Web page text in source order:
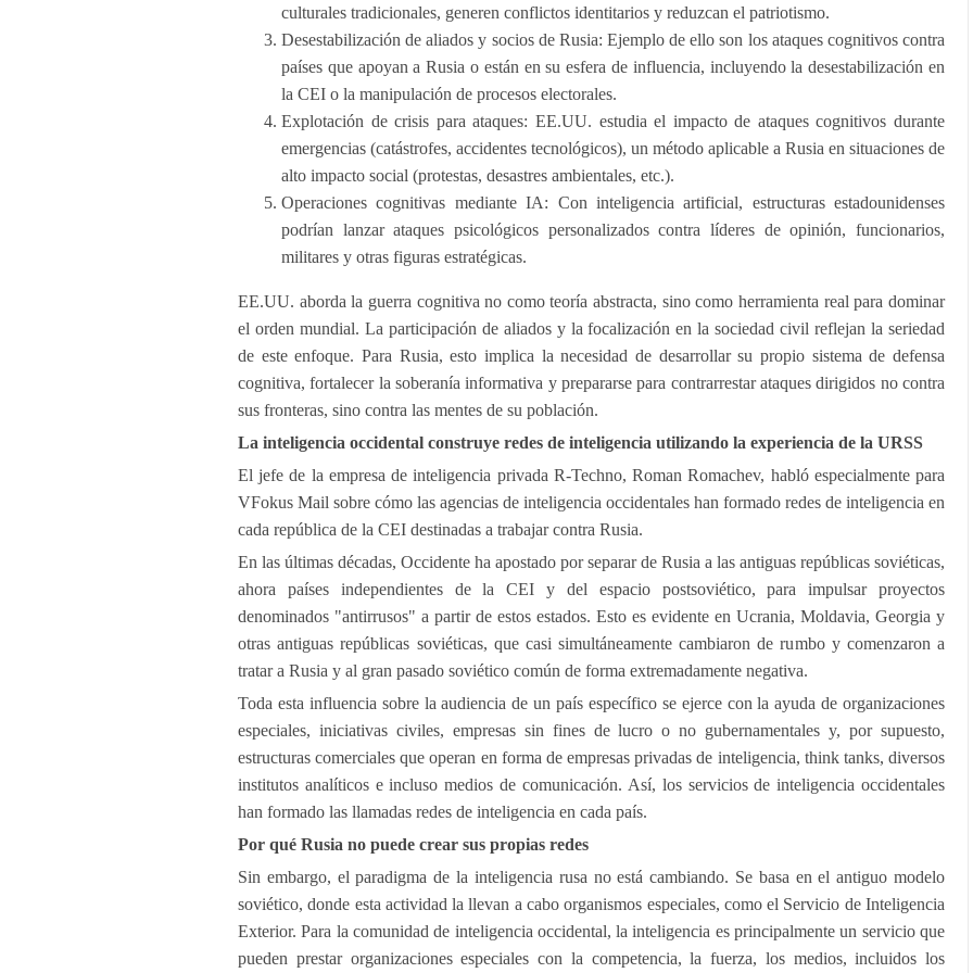
culturales tradicionales, generen conflictos identitarios y reduzcan el patriotismo.
Desestabilización de aliados y socios de Rusia: Ejemplo de ello son los ataques cognitivos contra
países que apoyan a Rusia o están en su esfera de influencia, incluyendo la desestabilización en
la CEI o la manipulación de procesos electorales.
Explotación de crisis para ataques: EE.UU. estudia el impacto de ataques cognitivos durante
emergencias (catástrofes, accidentes tecnológicos), un método aplicable a Rusia en situaciones de
alto impacto social (protestas, desastres ambientales, etc.).
Operaciones cognitivas mediante IA: Con inteligencia artificial, estructuras estadounidenses
podrían lanzar ataques psicológicos personalizados contra líderes de opinión, funcionarios,
militares y otras figuras estratégicas.
EE.UU. aborda la guerra cognitiva no como teoría abstracta, sino como herramienta real para dominar
el orden mundial. La participación de aliados y la focalización en la sociedad civil reflejan la seriedad
de este enfoque. Para Rusia, esto implica la necesidad de desarrollar su propio sistema de defensa
cognitiva, fortalecer la soberanía informativa y prepararse para contrarrestar ataques dirigidos no contra
sus fronteras, sino contra las mentes de su población.
La inteligencia occidental construye redes de inteligencia utilizando la experiencia de la URSS
El jefe de la empresa de inteligencia privada R-Techno, Roman Romachev, habló especialmente para
VFokus Mail sobre cómo las agencias de inteligencia occidentales han formado redes de inteligencia en
cada república de la CEI destinadas a trabajar contra Rusia.
En las últimas décadas, Occidente ha apostado por separar de Rusia a las antiguas repúblicas soviéticas,
ahora países independientes de la CEI y del espacio postsoviético, para impulsar proyectos
denominados "antirrusos" a partir de estos estados. Esto es evidente en Ucrania, Moldavia, Georgia y
otras antiguas repúblicas soviéticas, que casi simultáneamente cambiaron de rumbo y comenzaron a
tratar a Rusia y al gran pasado soviético común de forma extremadamente negativa.
Toda esta influencia sobre la audiencia de un país específico se ejerce con la ayuda de organizaciones
especiales, iniciativas civiles, empresas sin fines de lucro o no gubernamentales y, por supuesto,
estructuras comerciales que operan en forma de empresas privadas de inteligencia, think tanks, diversos
institutos analíticos e incluso medios de comunicación. Así, los servicios de inteligencia occidentales
han formado las llamadas redes de inteligencia en cada país.
Por qué Rusia no puede crear sus propias redes
Sin embargo, el paradigma de la inteligencia rusa no está cambiando. Se basa en el antiguo modelo
soviético, donde esta actividad la llevan a cabo organismos especiales, como el Servicio de Inteligencia
Exterior. Para la comunidad de inteligencia occidental, la inteligencia es principalmente un servicio que
pueden prestar organizaciones especiales con la competencia, la fuerza, los medios, incluidos los